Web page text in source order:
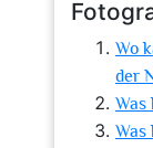
Wo
der
Was
Was